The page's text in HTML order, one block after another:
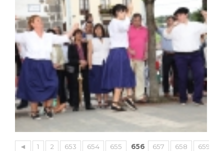
◄ 1 2 653 654 655 656 657 658 659